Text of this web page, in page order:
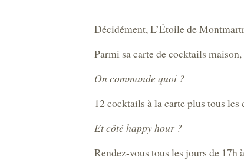
Décidément, L’Étoile de
Parmi sa carte de cocktails
On commande quoi ?
12 cocktails à la carte plus tous
Et côté happy hour ?
Rendez-vous tous les jours de 17h